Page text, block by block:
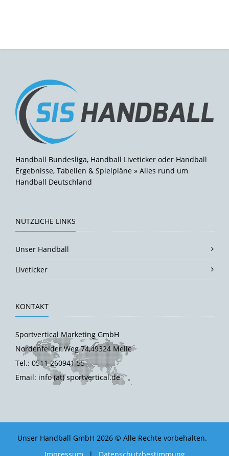
Handball Bundesliga, Handball Liveticker oder Handball
Ergebnisse, Tabellen & Spielpläne » Alles rund um
Handball Deutschland
NÜTZLICHE LINKS
Unser Handball
Liveticker
KONTAKT
Sportvertical Marketing GmbH
Nordenfelder Weg 74,49324 Melle
Tel.: 0511 260941 55
Email: info (at) sportvertical.de
Unser Handball GmbH 2026 © Alle Rechte vorbehalten.
Impressum
| Datenschutzbestimmung